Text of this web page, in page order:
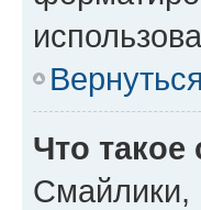
Что такое
Смайлики,